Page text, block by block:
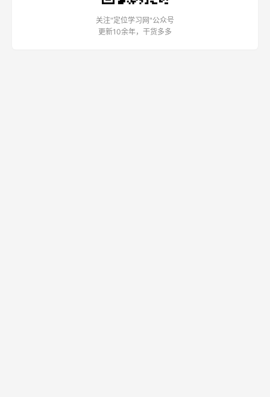
关注"定位学习网"公众号
更新10余年，干货多多